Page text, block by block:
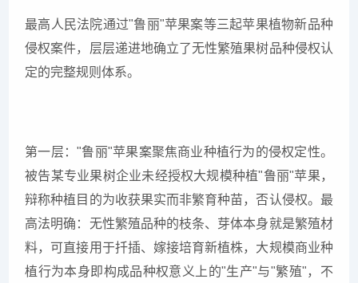
最高人民法院通过"鲁丽"苹果案等三起苹果植物新品种
侵权案件，层层递进地确立了无性繁殖果树品种侵权认
定的完整规则体系。
第一层："鲁丽"苹果案聚焦商业种植行为的侵权定性。
被告某专业果树企业未经授权大规模种植"鲁丽"苹果，
辩称种植目的为收获果实而非繁育种苗，否认侵权。最
高法明确：无性繁殖品种的枝条、芽体本身就是繁殖材
料，可直接用于扦插、嫁接培育新植株，大规模商业种
植行为本身即构成品种权意义上的"生产"与"繁殖"，不